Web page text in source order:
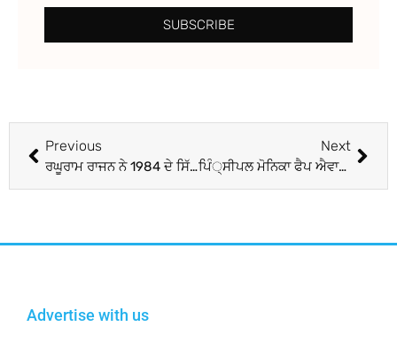
SUBSCRIBE
Previous
ਰਘੂਰਾਮ ਰਾਜਨ ਨੇ 1984 ਦੇ ਸਿੱਖ ਵਿਰੋਧੀ ਦੰਗਿਆਂ ਨੂੰ ਇੰਦਰਾ ਗਾਂਧੀ ਦੀ ਹੱਤਿਆ ਨਾਲ ਜੋੜਿਆ; ਭਖਿਆ ਵਿਵਾਦ
Next
ਪਿੰ੍ਸੀਪਲ ਮੋਨਿਕਾ ਫੈਪ ਐਵਾਰਡ ਨਾਲ ਸਨਮਾਨਿਤ
Advertise with us